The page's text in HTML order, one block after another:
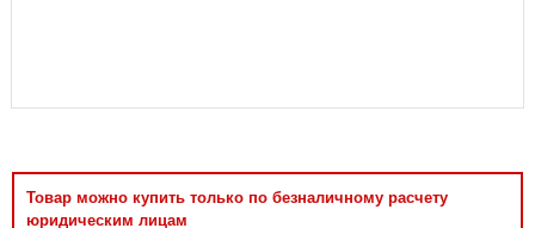
Товар можно купить только по безналичному расчету
юридическим лицам